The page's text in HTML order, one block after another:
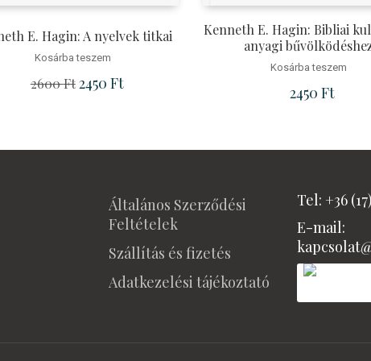
Ft.
E. Hagin: A nyelvek titkai
Kosárba teszem
2600Ft Original price was: 2600 Ft.
2450 FtCurrent price is: 2450 Ft.
Kenneth E. Hagin: Bibliai
anyagi
Kosárba teszem
2450Ft
Általános Szerződési
Feltételek
Szállítás és fizetés
Adatkezelési tájékoztató
Tel: +36
E-mail: